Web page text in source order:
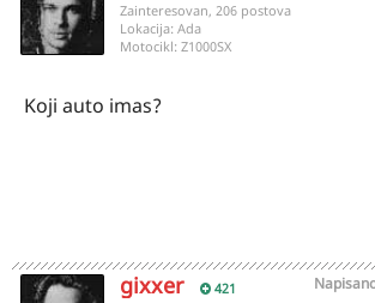
Zainteresovan, 206 postova
Lokacija: Ada
Motocikl: Z1000SX
Koji auto imas?
gixxer 421